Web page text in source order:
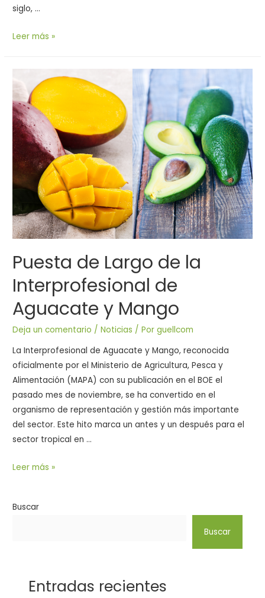
siglo, …
Leer más »
Puesta de Largo de la
Interprofesional de
Aguacate y Mango
Deja un comentario /Noticias / Porguellcom
La Interprofesional de Aguacate y Mango, reconocida
oficialmente por el Ministerio de Agricultura, Pesca y
Alimentación (MAPA) con su publicación en el BOE el
pasado mes de noviembre, se ha convertido en el
organismo de representación y gestión más importante
del sector. Este hito marca un antes y un después para el
sector tropical en …
Leer más »
Buscar
Buscar
Entradas recientes